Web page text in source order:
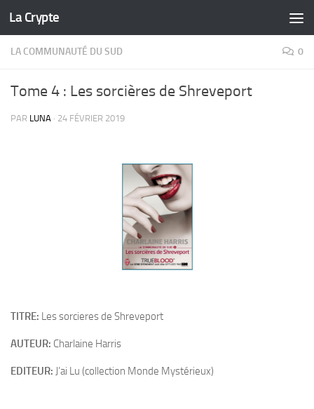
Skip to content
La Crypte
LA COMMUNAUTÉ DU SUD 0
Tome 4 : Les sorcières de Shreveport
PAR LUNA · 24 FÉVRIER 2019
TITRE: Les sorcieres de Shreveport
AUTEUR: Charlaine Harris
EDITEUR: J’ai Lu (collection Monde Mystérieux)